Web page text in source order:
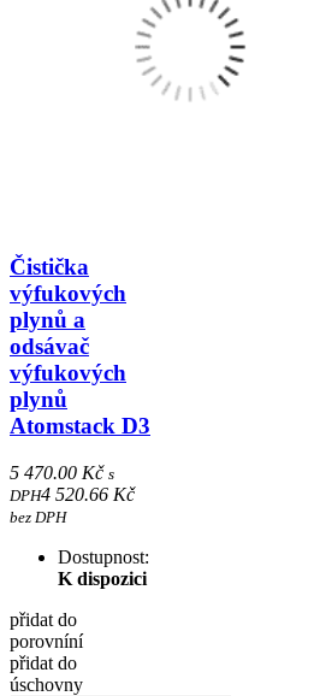
Čistička
výfukových
plynů a
odsávač
výfukových
plynů
Atomstack D3
5 470.00 Kč s
DPH4 520.66 Kč
bez DPH
Dostupnost:
K dispozici
přidat do
porovníní
přidat do
úschovny